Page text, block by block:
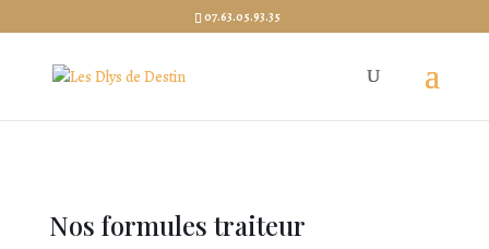
07.63.05.93.35
Nos formules traiteur